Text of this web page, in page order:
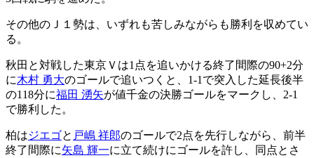
その他のＪ１勢は、いずれも苦しみながらも勝利を収めてい
る。
秋田と対戦した東京Ｖは1点を追いかける終了間際の90+2分
に木村 勇大のゴールで追いつくと、1-1で突入した延長後半
の118分に福田 湧矢が値千金の決勝ゴールをマークし、2-1
で勝利した。
柏はジエゴと 戸嶋 祥郎のゴールで2点を先行しながら、前半
終了間際に矢島 輝一に立て続けにゴールを許し、同点とさ